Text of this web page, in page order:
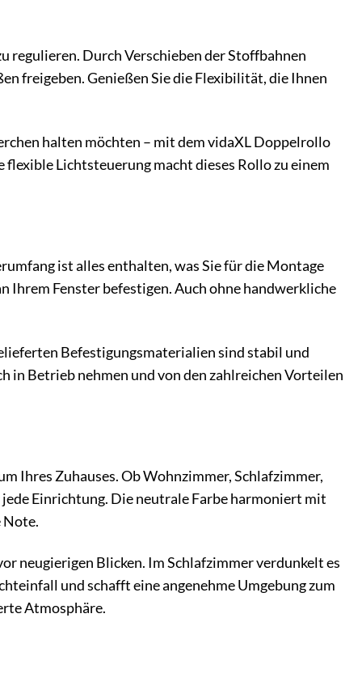
regulieren. Durch Verschieben der Stoffbahnen
freigeben. Genießen Sie die Flexibilität, die Ihnen
halten möchten – mit dem vidaXL Doppelrollo
Lichtsteuerung macht dieses Rollo zu einem
ist alles enthalten, was Sie für die Montage
Ihrem Fenster befestigen. Auch ohne handwerkliche
Befestigungsmaterialien sind stabil und
in Betrieb nehmen und von den zahlreichen Vorteilen
Ihres Zuhauses. Ob Wohnzimmer, Schlafzimmer,
Einrichtung. Die neutrale Farbe harmoniert mit
Note.
neugierigen Blicken. Im Schlafzimmer verdunkelt es
und schafft eine angenehme Umgebung zum
Atmosphäre.